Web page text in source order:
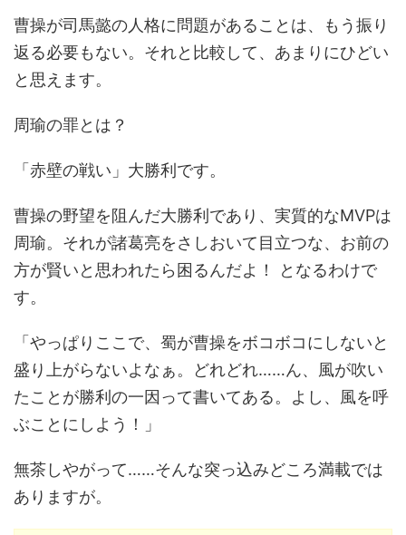
曹操が司馬懿の人格に問題があることは、もう振り
返る必要もない。それと比較して、あまりにひどい
と思えます。
周瑜の罪とは？
「赤壁の戦い」大勝利です。
曹操の野望を阻んだ大勝利であり、実質的なMVPは
周瑜。それが諸葛亮をさしおいて目立つな、お前の
方が賢いと思われたら困るんだよ！ となるわけで
す。
「やっぱりここで、蜀が曹操をボコボコにしないと
盛り上がらないよなぁ。どれどれ……ん、風が吹い
たことが勝利の一因って書いてある。よし、風を呼
ぶことにしよう！」
無茶しやがって……そんな突っ込みどころ満載では
ありますが。